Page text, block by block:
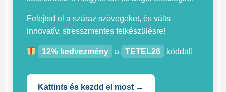
Felejtsd el a száraz szövegeket, és válts
innovatív, stresszmentes felkészülésre!
12% kedvezmény a TETEL26 kóddal!
Kattints és kezdd el most →